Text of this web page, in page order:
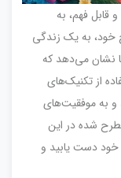
قابل فهم، به
خود، به یک زندگی
نشان می‌دهد که
از تکنیک‌های
و به موفقیت‌های
شده در این
خود دست یابید و